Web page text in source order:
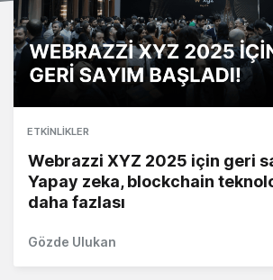
ETKINLIKLER
Webrazzi XYZ 2025 için geri
Yapay zeka, blockchain
daha fazlası
Gözde Ulukan